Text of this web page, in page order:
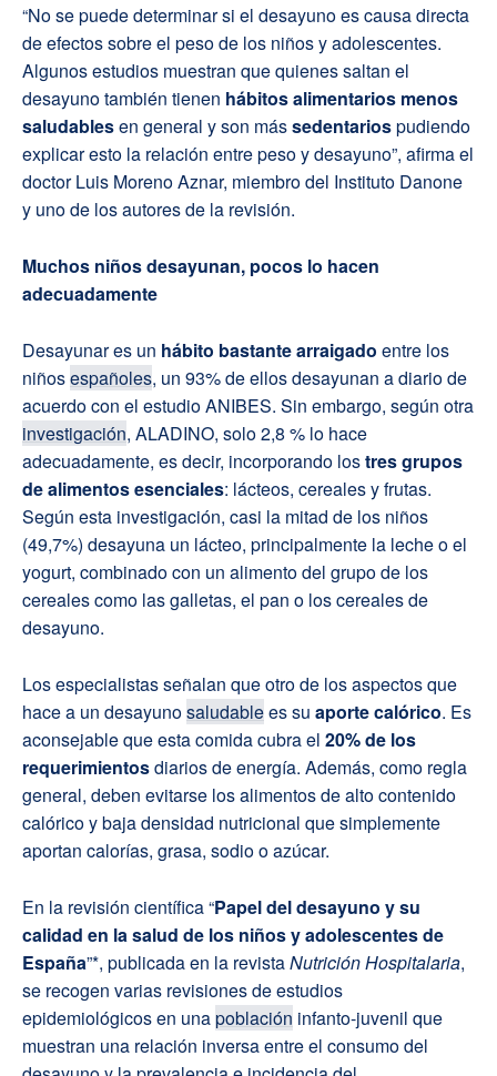
“No se puede determinar si el desayuno es causa directa
de efectos sobre el peso de los niños y adolescentes.
Algunos estudios muestran que quienes saltan el
desayuno también tienen hábitos alimentarios menos
saludablesen general y son mássedentariospudiendo
explicar esto la relación entre peso y desayuno”, afirma el
doctor Luis Moreno Aznar, miembro del Instituto Danone
y uno de los autores de la revisión.
Muchos niños desayunan, pocos lo hacen
adecuadamente
Desayunar es un hábito bastante arraigado entre los
niñosespañoles, un 93% de ellos desayunan a diario de
acuerdo con el estudio ANIBES. Sin embargo, según otra
investigación, ALADINO, solo 2,8 % lo hace
adecuadamente, es decir, incorporando lostres grupos
de alimentos esenciales: lácteos, cereales y frutas.
Según esta investigación, casi la mitad de los niños
(49,7%) desayuna un lácteo, principalmente la leche o el
yogurt, combinado con un alimento del grupo de los
cereales como las galletas, el pan o los cereales de
desayuno.
Los especialistas señalan que otro de los aspectos que
hace a un desayunosaludablees su aporte calórico. Es
aconsejable que esta comida cubra el 20% de los
requerimientosdiarios de energía. Además, como regla
general, deben evitarse los alimentos de alto contenido
calórico y baja densidad nutricional que simplemente
aportan calorías, grasa, sodio o azúcar.
En la revisión científica “Papel del desayuno y su
calidad en la salud de los niños y adolescentes de
España”*, publicada en la revistaNutrición Hospitalaria,
se recogen varias revisiones de estudios
epidemiológicos en unapoblación infanto-juvenil que
muestran una relación inversa entre el consumo del